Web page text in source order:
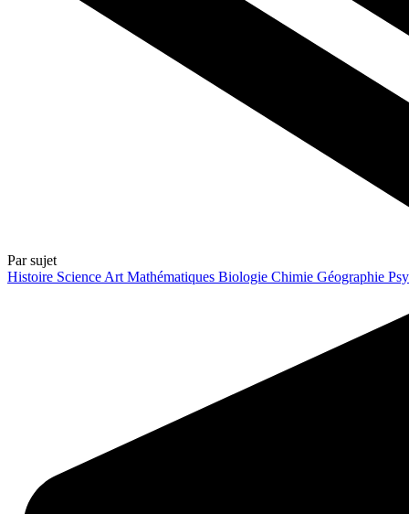
Par sujet
Histoire Science Art Mathématiques Biologie Chimie Géographie